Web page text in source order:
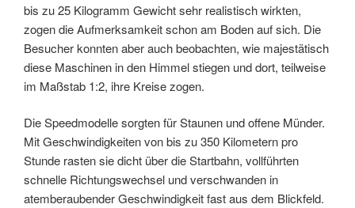
bis zu 25 Kilogramm Gewicht sehr realistisch wirkten,
zogen die Aufmerksamkeit schon am Boden auf sich. Die
Besucher konnten aber auch beobachten, wie majestätisch
diese Maschinen in den Himmel stiegen und dort, teilweise
im Maßstab 1:2, ihre Kreise zogen.
Die Speedmodelle sorgten für Staunen und offene Münder.
Mit Geschwindigkeiten von bis zu 350 Kilometern pro
Stunde rasten sie dicht über die Startbahn, vollführten
schnelle Richtungswechsel und verschwanden in
atemberaubender Geschwindigkeit fast aus dem Blickfeld.